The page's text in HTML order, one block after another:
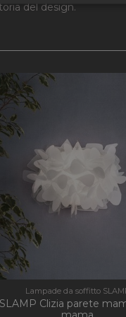
del design.
Lampade da soffitto
SLAMP Clizia parete
Funzionalità
web come l'accesso dell'utente
strettamente necessari.
viene utilizzato dal servizio
preferenze di consenso sui
che il banner dei cookie di
da applicazioni basate sul
identificatore generico utilizzato
sessione utente. Normalmente è
il modo in cui viene
il sito, ma un buon esempio è